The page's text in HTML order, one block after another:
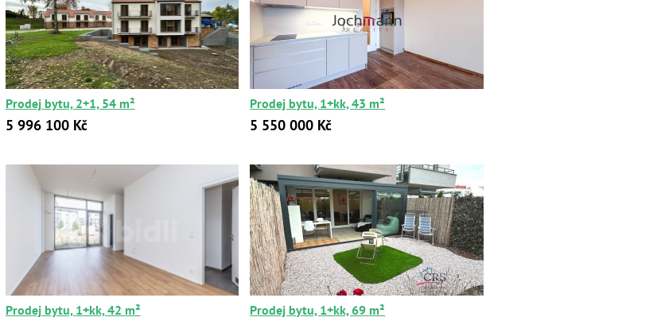
Prodej bytu, 2+1, 54 m²
5 996 100 Kč
Prodej bytu, 1+kk, 43 m²
5 550 000 Kč
Prodej bytu, 1+kk, 42 m² Prodej bytu, 1+kk, 69 m²